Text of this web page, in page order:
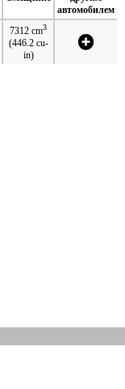
автомобилем
7312 cm3
(446.2 cu-
in)